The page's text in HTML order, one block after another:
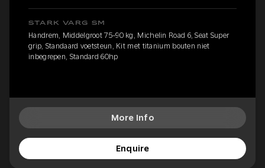
STARK VARG SM
Handrem, Middelgroot 75-90 kg, Michelin Road 6, Seat Super
grip, Standaard voetsteun, Kit met titanium bouten niet
inbegrepen, Standard 60hp
More Info
Enquire